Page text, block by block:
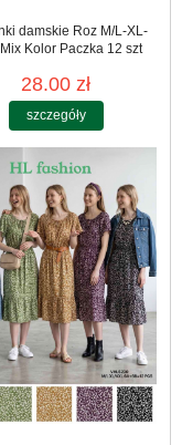
damskie Roz M/L-XL-
Kolor Paczka 12 szt
28.00 zł
szczegóły